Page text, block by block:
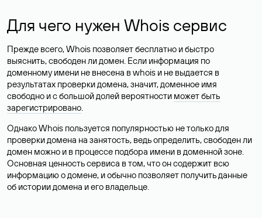
yourbank .ru
778 700 ₽
Возможен торг
В корзину
Рекомендуем
kara-gai .shop
-99%
SSL в подарок
14 982 ₽
189 ₽
? В корзину
kara-gai.ru